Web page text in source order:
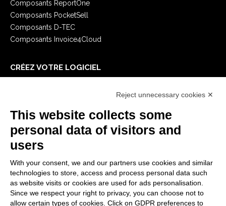
Composants ReportOne
Composants PocketSell
Composants D-TEC
Composants Invoice4Cloud
CRÉEZ VOTRE LOGICIEL
E-Book
MENTIONS LÉGALES
Politiques de confidentialité
Security Policy
Documentation contractuelle et RGPD
Reject unnecessary cookies ✕
This website collects some
personal data of visitors and
users
With your consent, we and our partners use cookies and similar
technologies to store, access and process personal data such
as website visits or cookies are used for ads personalisation.
Since we respect your right to privacy, you can choose not to
allow certain types of cookies. Click on GDPR preferences to